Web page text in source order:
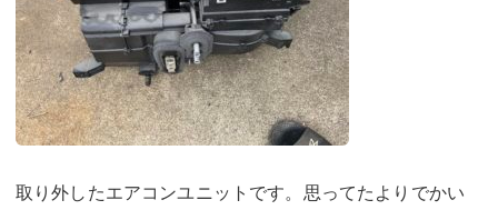
取り外したエアコンユニットです。思ってたよりでかい